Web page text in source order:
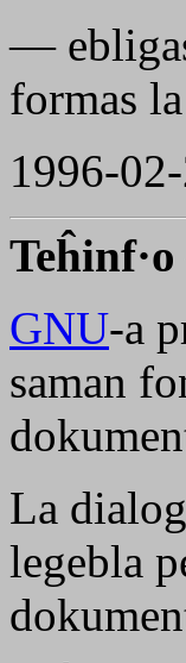
—
formas
1996-
Teĥinf·o
GNU-a
saman
La
legebla